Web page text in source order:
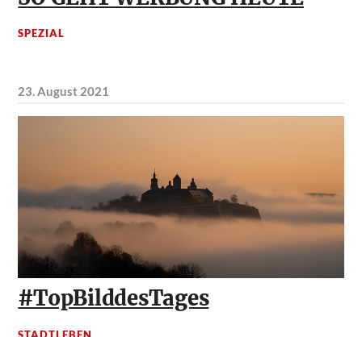
SPEZIAL
23. August 2021
#TopBilddesTages